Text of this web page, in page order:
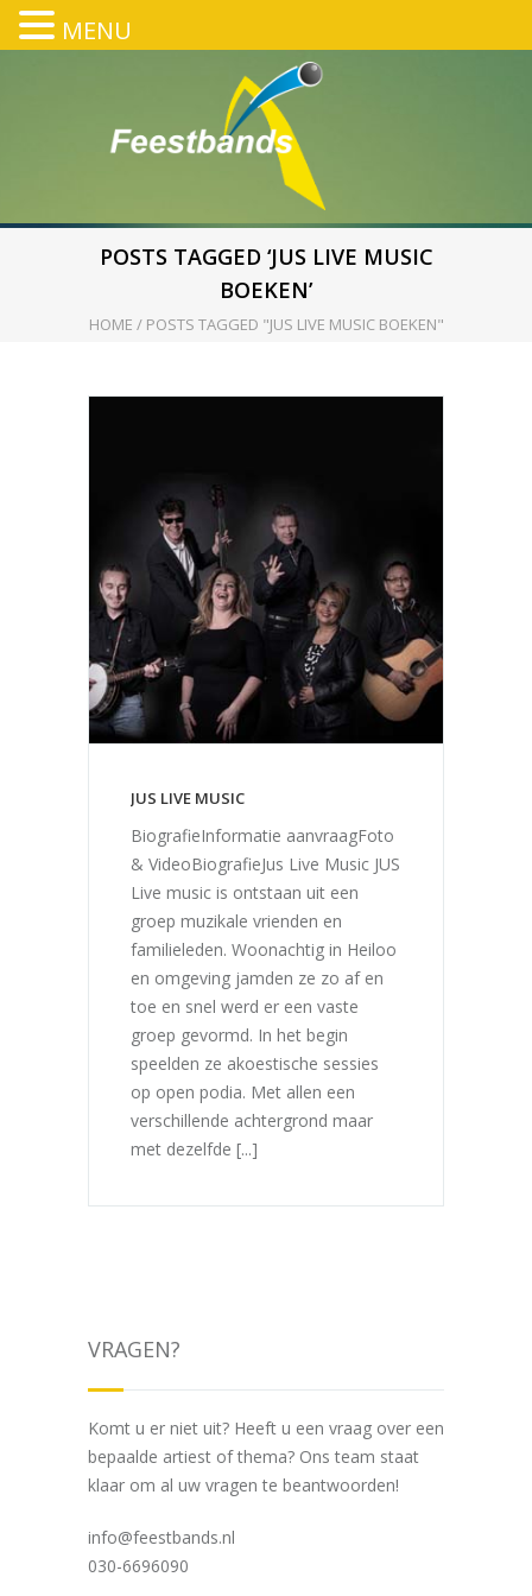
POSTS TAGGED ‘JUS LIVE MUSIC
BOEKEN’
HOME / POSTS TAGGED "JUS LIVE MUSIC BOEKEN"
JUS LIVE MUSIC
BiografieInformatie aanvraagFoto
& VideoBiografieJus Live Music JUS
Live music is ontstaan uit een
groep muzikale vrienden en
familieleden. Woonachtig in Heiloo
en omgeving jamden ze zo af en
toe en snel werd er een vaste
groep gevormd. In het begin
speelden ze akoestische sessies
op open podia. Met allen een
verschillende achtergrond maar
met dezelfde [...]
VRAGEN?
Komt u er niet uit? Heeft u een vraag over een
bepaalde artiest of thema? Ons team staat
klaar om al uw vragen te beantwoorden!
info@feestbands.nl
030-6696090
MENU